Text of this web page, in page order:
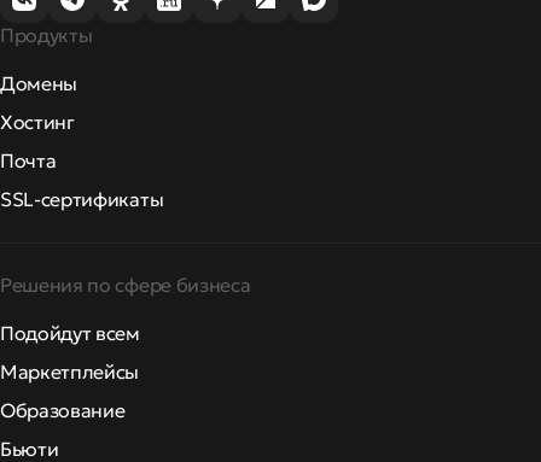
Продукты
Домены
Хостинг
Почта
SSL-сертификаты
Решения по сфере бизнеса
Подойдут всем
Маркетплейсы
Образование
Бьюти